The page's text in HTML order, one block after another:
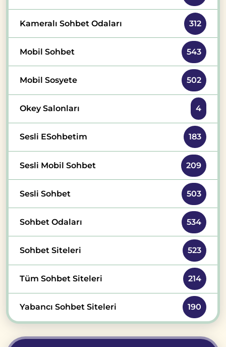
Kameralı Sohbet Odaları 312
Mobil Sohbet 543
Mobil Sosyete 502
Okey Salonları 4
Sesli ESohbetim 183
Sesli Mobil Sohbet 209
Sesli Sohbet 503
Sohbet Odaları 534
Sohbet Siteleri 523
Tüm Sohbet Siteleri 214
Yabancı Sohbet Siteleri 190